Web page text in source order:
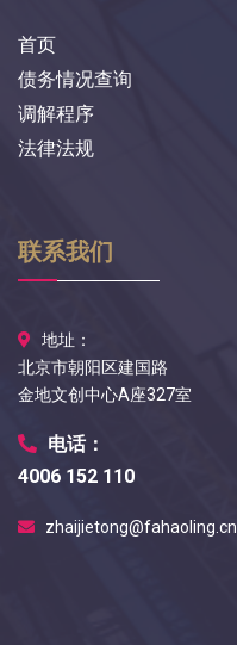
首页
债务情况查询
调解程序
法律法规
联系我们
地址：
北京市朝阳区建国路
金地文创中心A座327室
电话：
4006 152 110
zhaijietong@fahaoling.cn